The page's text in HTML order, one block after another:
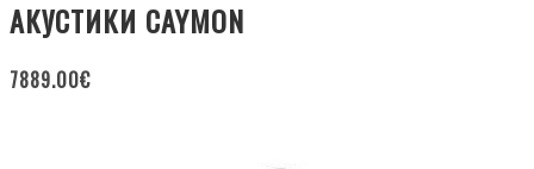
АКУСТИКИ CAYMON
7889.00€